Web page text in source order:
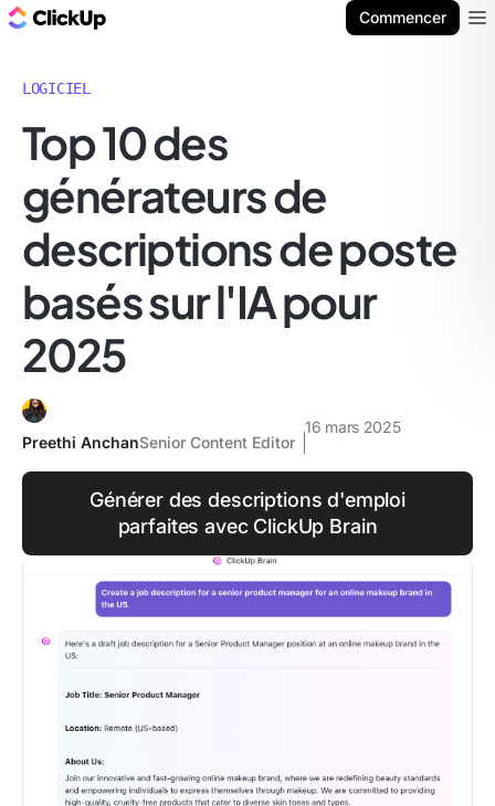
Commencer
LOGICIEL
Top 10 des
générateurs de
descriptions de poste
basés sur l'IA pour
2025
Preethi AnchanSenior Content Editor
16 mars 2025
Générer des descriptions d'emploi
parfaites avec ClickUp Brain